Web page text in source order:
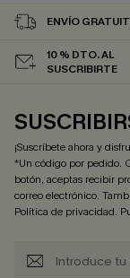
ENVÍO
10 % DTO. AL
SUSCRIBIRTE
¡Suscríbete ahora y
*Un código por pedido.
botón, aceptas recibir
correo electrónico.
Política de privacidad.